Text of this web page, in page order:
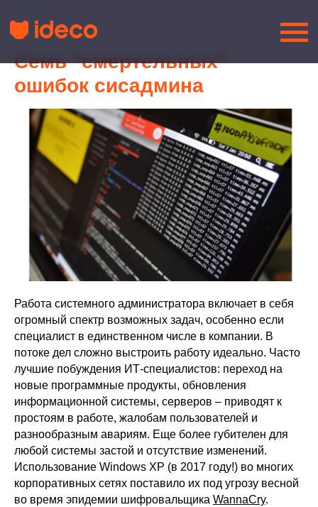
Cемь "смертельных"
ошибок сисадмина
Работа системного администратора включает в себя
огромный спектр возможных задач, особенно если
специалист в единственном числе в компании. В
потоке дел сложно выстроить работу идеально. Часто
лучшие побуждения ИТ-специалистов: переход на
новые программные продукты, обновления
информационной системы, серверов – приводят к
простоям в работе, жалобам пользователей и
разнообразным авариям. Еще более губителен для
любой системы застой и отсутствие изменений.
Использование Windows XP (в 2017 году!) во многих
корпоративных сетях поставило их под угрозу весной
во время эпидемии шифровальщика WannaCry.